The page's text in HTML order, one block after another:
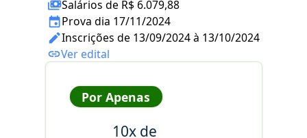
Salários de R$ 6.079,88
Prova dia 17/11/2024
Inscrições de 13/09/2024 à 13/10/2024
Ver edital
Por Apenas
10x de